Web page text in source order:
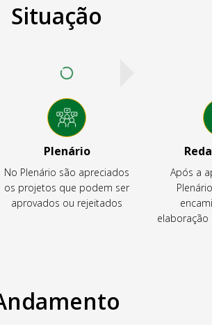
Situação
Plenário
No Plenário são apreciados
os projetos que podem ser
aprovados ou rejeitados
Após a
elaboração